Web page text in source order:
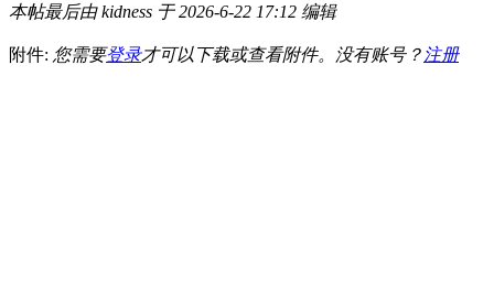
本帖最后由 kidness 于 2026-6-22 17:12 编辑
附件: 您需要登录才可以下载或查看附件。没有账号？ 注册